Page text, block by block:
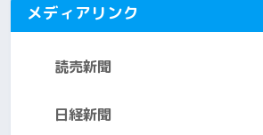
メディアリンク
読売新聞
日経新聞